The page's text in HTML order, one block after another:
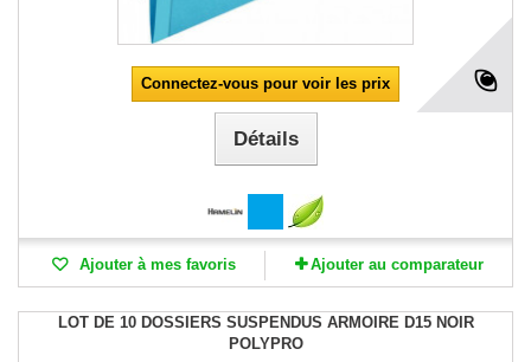
Connectez-vous pour voir les prix
Détails
Ajouter à mes favoris Ajouter au comparateur
LOT DE 10 DOSSIERS SUSPENDUS ARMOIRE D15 NOIR
POLYPRO